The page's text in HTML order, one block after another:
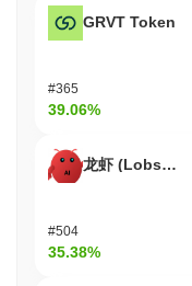
блокчейна. Кроме
децентрализации,
Столкнулся ли
или рисками?
экстремальную
резким колебаниям
потенциальных
pulls", которые могут
GRVT Token
#365
39.06%
龙虾 (Lobster)
#504
35.38%